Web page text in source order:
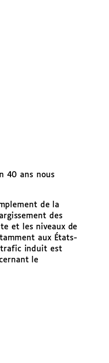
40 ans nous
de la
des
et les niveaux de
aux États-
trafic induit est
le